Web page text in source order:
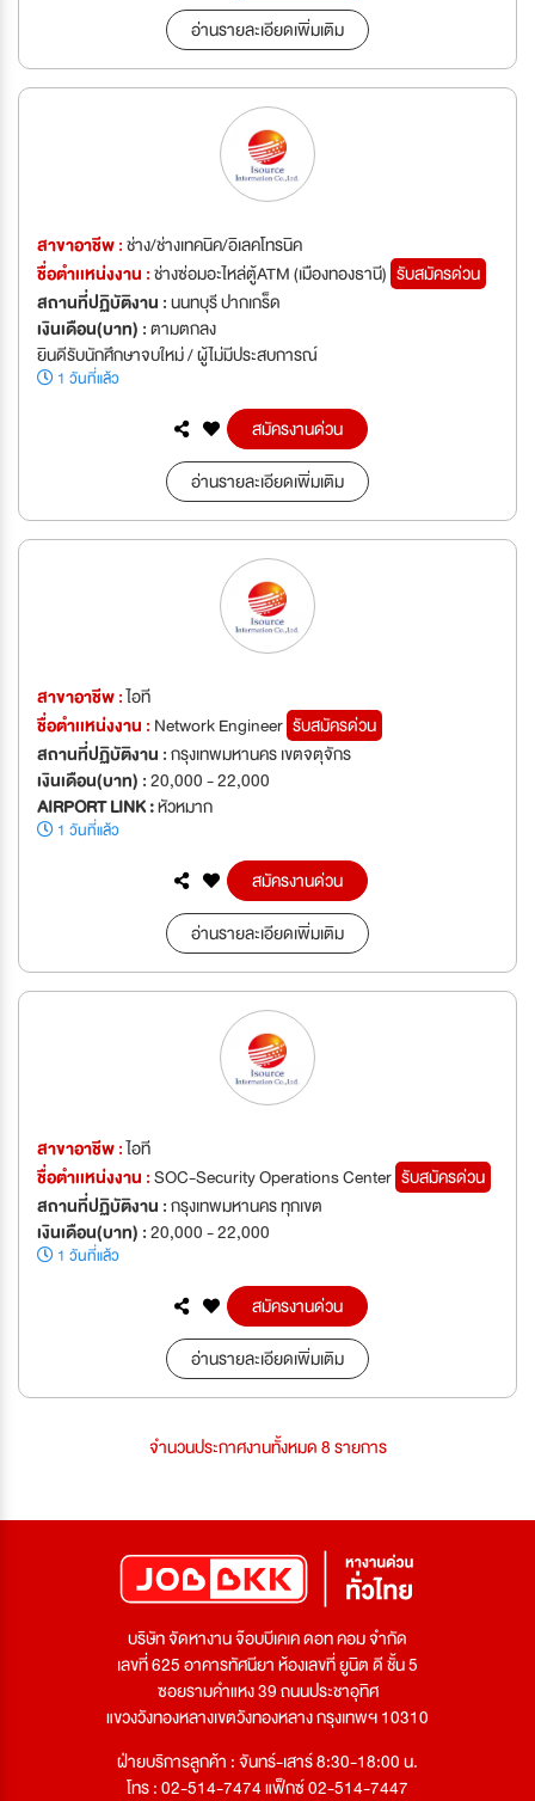
อ่านรายละเอียดเพิ่มเติม
สาขาอาชีพ :ช่าง/ช่างเทคนิค/อิเลคโทรนิค
ชื่อตำเเหน่งงาน :ช่างซ่อมอะไหล่ตู้ATM (เมืองทองธานี) รับสมัครด่วน
สถานที่ปฏิบัติงาน :นนทบุรี ปากเกร็ด
เงินเดือน(บาท) :ตามตกลง
ยินดีรับนักศึกษาจบใหม่ / ผู้ไม่มีประสบการณ์
1 วันที่แล้ว
สมัครงานด่วน
อ่านรายละเอียดเพิ่มเติม
สาขาอาชีพ :ไอที
ชื่อตำเเหน่งงาน : Network Engineer รับสมัครด่วน
สถานที่ปฏิบัติงาน :กรุงเทพมหานคร เขตจตุจักร
เงินเดือน(บาท) :20,000 - 22,000
AIRPORT LINK :หัวหมาก
1 วันที่แล้ว
สมัครงานด่วน
อ่านรายละเอียดเพิ่มเติม
สาขาอาชีพ :ไอที
ชื่อตำเเหน่งงาน :SOC-Security Operations Center รับสมัครด่วน
สถานที่ปฏิบัติงาน :กรุงเทพมหานคร ทุกเขต
เงินเดือน(บาท) :20,000 - 22,000
1 วันที่แล้ว
สมัครงานด่วน
อ่านรายละเอียดเพิ่มเติม
จำนวนประกาศงานทั้งหมด 8 รายการ
บริษัท จัดหางาน จ๊อบบีเคเค ดอท คอม จำกัด
เลขที่ 625 อาคารทัศนียา ห้องเลขที่ ยูนิต ดี ชั้น 5
ซอยรามคำแหง 39 ถนนประชาอุทิศ
แขวงวังทองหลางเขตวังทองหลาง กรุงเทพฯ 10310
ฝ่ายบริการลูกค้า : จันทร์-เสาร์ 8:30-18:00 น.
โทร : 02-514-7474 แฟ็กซ์ 02-514-7447